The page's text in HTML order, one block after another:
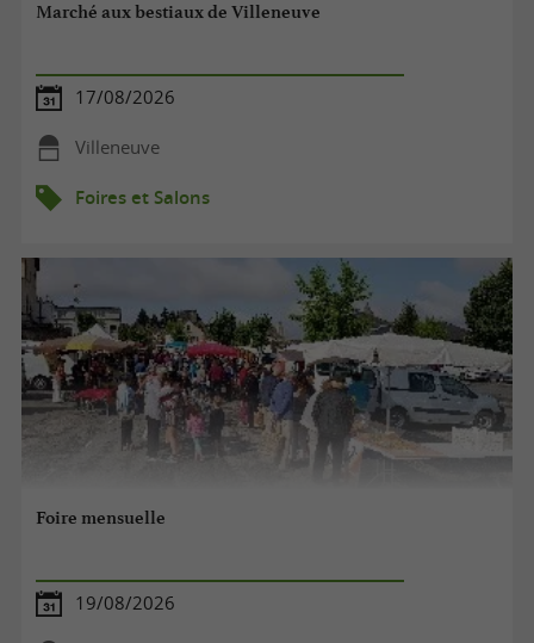
Marché aux bestiaux de Villeneuve
17/08/2026
Villeneuve
Foires et Salons
Foire mensuelle
19/08/2026